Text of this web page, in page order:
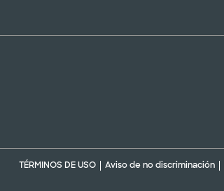
TÉRMINOS DE USO Aviso de no discriminación